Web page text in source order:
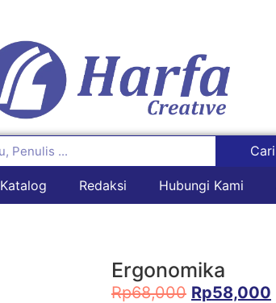
Cari
Katalog Redaksi Hubungi Kami
Ergonomika
Rp68,000 Rp58,000